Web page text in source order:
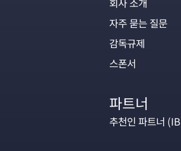
회사 소개
자주 묻는 질문
감독규제
스폰서
파트너
추천인 파트너